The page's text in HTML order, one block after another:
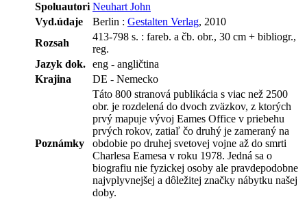
Spoluautori Neuhart John
Vyd.údaje
Berlin : Gestalten Verlag, 2010
Rozsah
413-798 s. : fareb. a čb. obr., 30 cm + bibliogr.,
reg.
Jazyk dok. eng - angličtina
Krajina
DE - Nemecko
Poznámky
Táto 800 stranová publikácia s viac než 2500
obr. je rozdelená do dvoch zväzkov, z ktorých
prvý mapuje vývoj Eames Office v priebehu
prvých rokov, zatiaľ čo druhý je zameraný na
obdobie po druhej svetovej vojne až do smrti
Charlesa Eamesa v roku 1978. Jedná sa o
biografiu nie fyzickej osoby ale pravdepodobne
najvplyvnejšej a dôležitej značky nábytku našej
doby.